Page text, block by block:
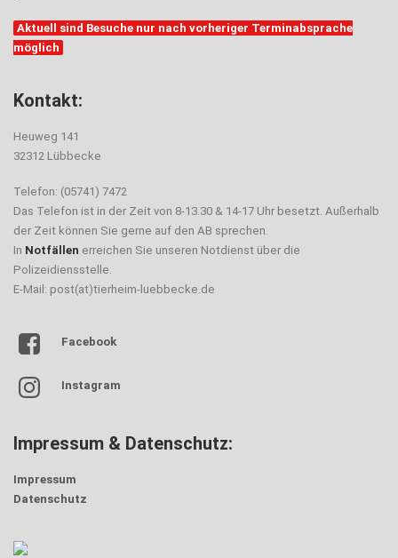
Aktuell sind Besuche nur nach vorheriger Terminabsprache
möglich
Kontakt:
Heuweg 141
32312 Lübbecke
Telefon: (05741) 7472
Das Telefon ist in der Zeit von 8-13.30 & 14-17 Uhr besetzt. Außerhalb
der Zeit können Sie gerne auf den AB sprechen.
In Notfällen erreichen Sie unseren Notdienst über die
Polizeidiensstelle.
E-Mail: post(at)tierheim-luebbecke.de
Facebook
Instagram
Impressum & Datenschutz:
Impressum
Datenschutz